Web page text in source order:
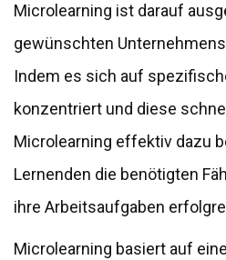
Microlearning ist darauf
gewünschten
Indem es sich auf
konzentriert und diese
Microlearning effektiv dazu
Lernenden die benötigten
ihre Arbeitsaufgaben
Microlearning basiert auf